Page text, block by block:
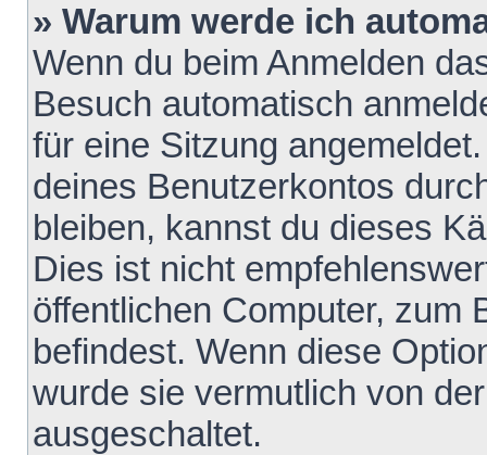
» Warum werde ich
Wenn du beim Anmelden
Besuch automatisch
für eine Sitzung
deines Benutzerkontos
bleiben, kannst du dieses
Dies ist nicht
öffentlichen Computer, zum
befindest. Wenn diese
wurde sie vermutlich von
ausgeschaltet.